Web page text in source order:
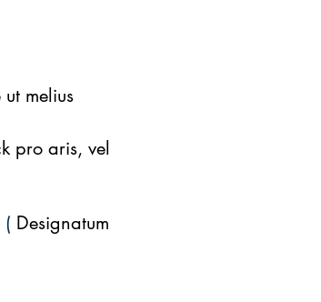
melius
pro aris, vel
( Designatum